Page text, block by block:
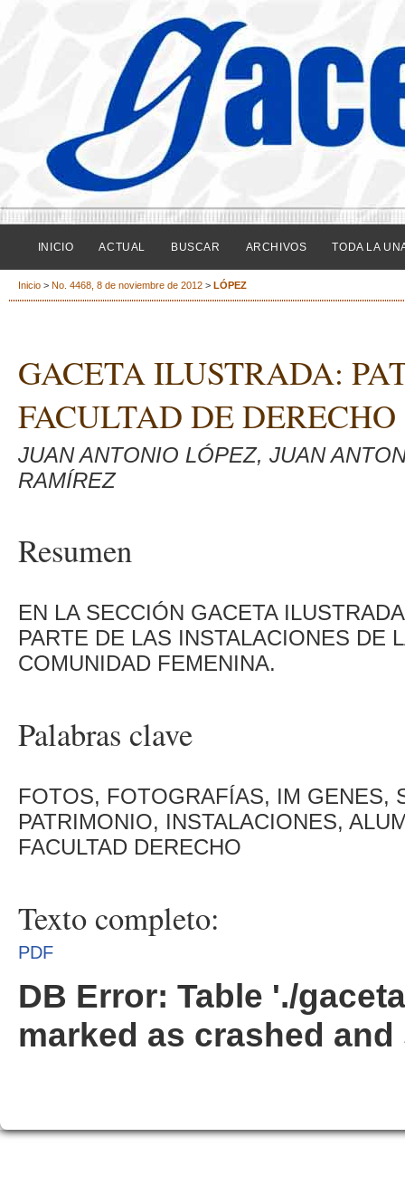
INICIO ACTUAL BUSCAR ARCHIVOS TODA LA
Inicio > No. 4468, 8 de noviembre de 2012 > LÓPEZ
GACETA ILUSTRADA:
FACULTAD DE DERECHO
JUAN ANTONIO LÓPEZ, JUAN
RAMÍREZ
Resumen
EN LA SECCIÓN GACETA
PARTE DE LAS INSTALACIONES DE
COMUNIDAD FEMENINA.
Palabras clave
FOTOS, FOTOGRAFÍAS, IM GENES,
PATRIMONIO, INSTALACIONES,
FACULTAD DERECHO
Texto completo:
PDF
DB Error: Table './
marked as crashed